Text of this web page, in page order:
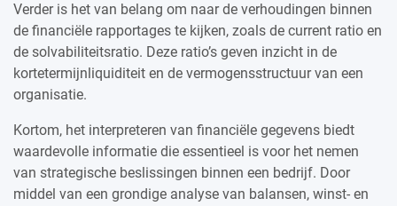
Verder is het van belang om naar de verhoudingen binnen
de financiële rapportages te kijken, zoals de current ratio en
de solvabiliteitsratio. Deze ratio’s geven inzicht in de
kortetermijnliquiditeit en de vermogensstructuur van een
organisatie.
Kortom, het interpreteren van financiële gegevens biedt
waardevolle informatie die essentieel is voor het nemen
van strategische beslissingen binnen een bedrijf. Door
middel van een grondige analyse van balansen, winst- en